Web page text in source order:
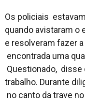
Os policiais
quando avistaram o
e resolveram fazer
encontrada uma
Questionado, disse
trabalho. Durante
no canto da trave